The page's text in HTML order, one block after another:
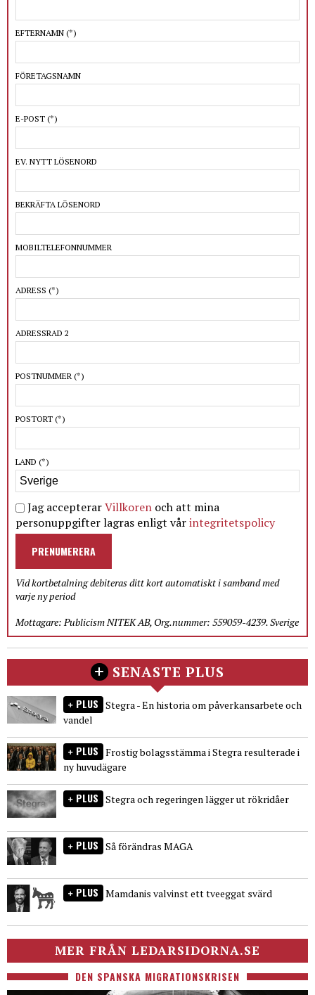
EFTERNAMN (*)
FÖRETAGSNAMN
E-POST (*)
EV. NYTT LÖSENORD
BEKRÄFTA LÖSENORD
MOBILTELEFONNUMMER
ADRESS (*)
ADRESSRAD 2
POSTNUMMER (*)
POSTORT (*)
LAND (*)
Jag accepterarVillkoren och att mina
personuppgifter lagras enligt vårintegritetspolicy
PRENUMERERA
Vid kortbetalning debiteras ditt kort automatiskt i samband med
varje ny period
Mottagare: Publicism NITEK AB, Org.nummer: 559059-4239. Sverige
SENASTE PLUS
PLUS Stegra - En historia om påverkansarbete och
vandel
PLUS Frostig bolagsstämma i Stegra resulterade i
ny huvudägare
PLUS Stegra och regeringen lägger ut rökridåer
PLUS Så förändras MAGA
PLUS Mamdanis valvinst ett tveeggat svärd
MER FRÅN LEDARSIDORNA.SE
DEN SPANSKA MIGRATIONSKRISEN